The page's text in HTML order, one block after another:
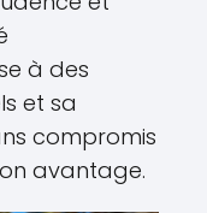
à des
et sa
compromis
avantage.